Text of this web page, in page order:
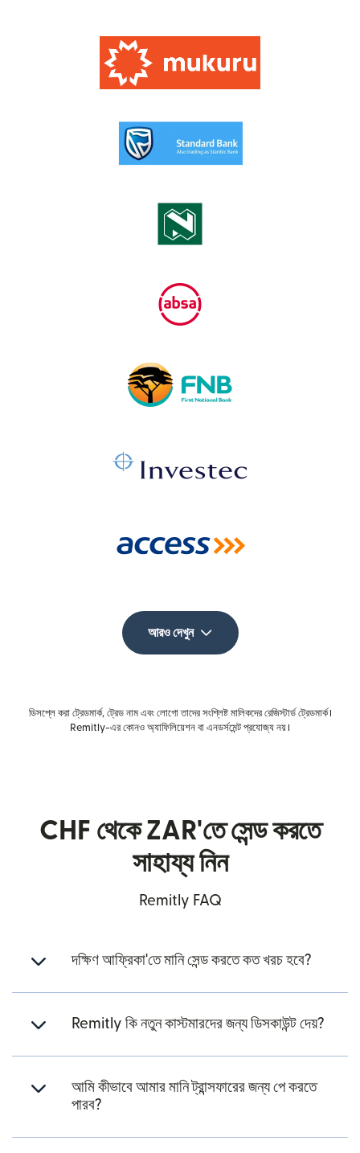
আরও দেখুন
ডিসপ্লে করা ট্রেডমার্ক, ট্রেড নাম এবং লোগো তাদের সংশ্লিষ্ট মালিকদের রেজিস্টার্ড ট্রেডমার্ক।
Remitly-এর কোনও অ্যাফিলিয়েশন বা এনডর্সমেন্ট প্রযোজ্য নয়।
CHF থেকে ZAR'তে সেন্ড করতে
সাহায্য নিন
Remitly FAQ
দক্ষিণ আফ্রিকা'তে মানি সেন্ড করতে কত খরচ হবে?
Remitly কি নতুন কাস্টমারদের জন্য ডিসকাউন্ট দেয়?
আমি কীভাবে আমার মানি ট্রান্সফারের জন্য পে করতে
পারব?